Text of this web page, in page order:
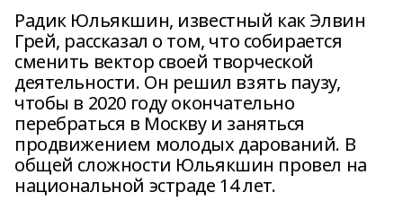
Радик Юльякшин, известный как Элвин
Грей, рассказал о том, что собирается
сменить вектор своей творческой
деятельности. Он решил взять паузу,
чтобы в 2020 году окончательно
перебраться в Москву и заняться
продвижением молодых дарований. В
общей сложности Юльякшин провел на
национальной эстраде 14 лет.